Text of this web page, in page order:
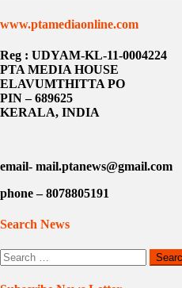
www.ptamediaonline.com
Reg : UDYAM-KL-11-0004224
PTA MEDIA HOUSE
ELAVUMTHITTA PO
PIN – 689625
KERALA, INDIA
email- mail.ptanews@gmail.com
phone – 8078805191
Search News
Search
for: